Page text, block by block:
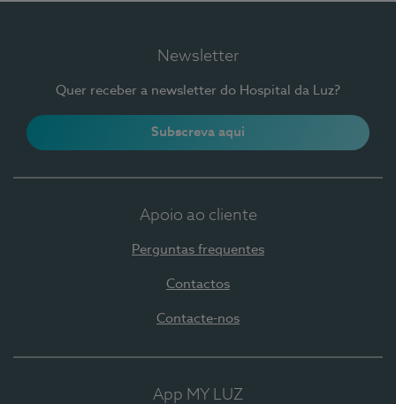
Newsletter
Quer receber a newsletter do Hospital da Luz?
Subscreva aqui
Apoio ao cliente
Perguntas frequentes
Contactos
Contacte-nos
App MY LUZ